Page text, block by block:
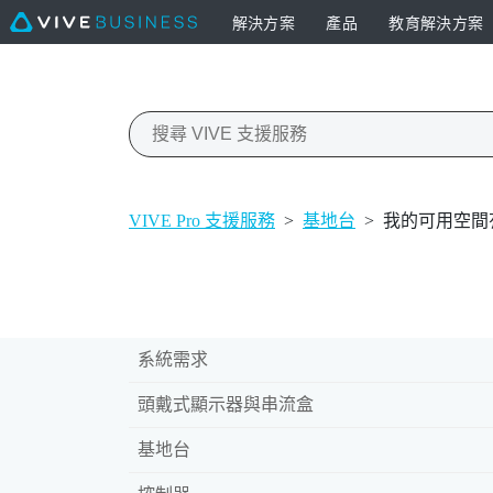
解決方案 產品 教育解決方案
VIVE Pro 支援服務 > 基地台 > 我的可用空間
系統需求
頭戴式顯示器與串流盒
基地台